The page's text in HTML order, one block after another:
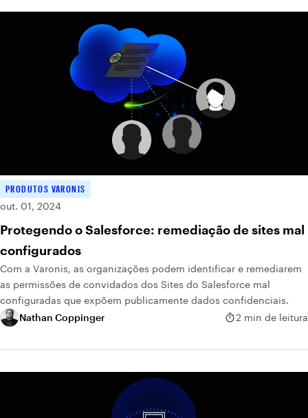
PRODUTOS VARONIS
out. 01, 2024
Protegendo o Salesforce: remediação de sites mal
configurados
Com a Varonis, as organizações podem identificar e remediarem
as permissões de convidados dos Sites do Salesforce mal
configuradas que expõem publicamente dados confidenciais.
Nathan Coppinger
2 min de leitura